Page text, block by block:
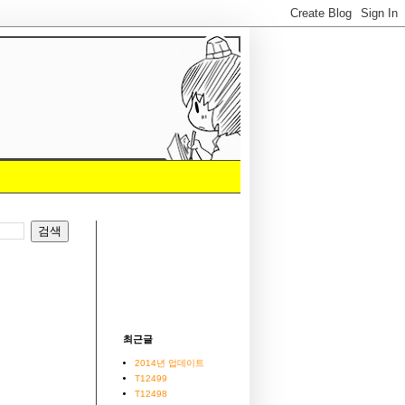
최근글
2014년 업데이트
T12499
T12498